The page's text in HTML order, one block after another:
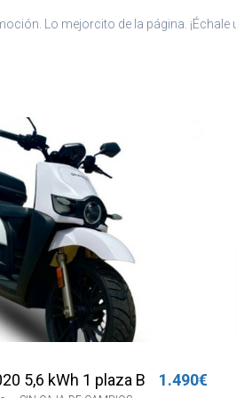
Lo mejorcito de la página. ¡Échale
5,6kWh 2pl Azul Sharing
1.490€